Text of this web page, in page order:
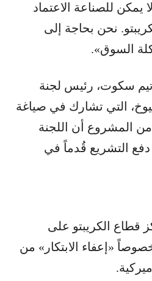
للصناعة الاعتماد
نحن بحاجة إلى
السوق».
سكوت، رئيس لجنة
التي تشارك في صياغة
المشروع أن اللجنة
التشريع قُدماً في
قطاع الكريبتو على
«إعفاء الابتكار» من